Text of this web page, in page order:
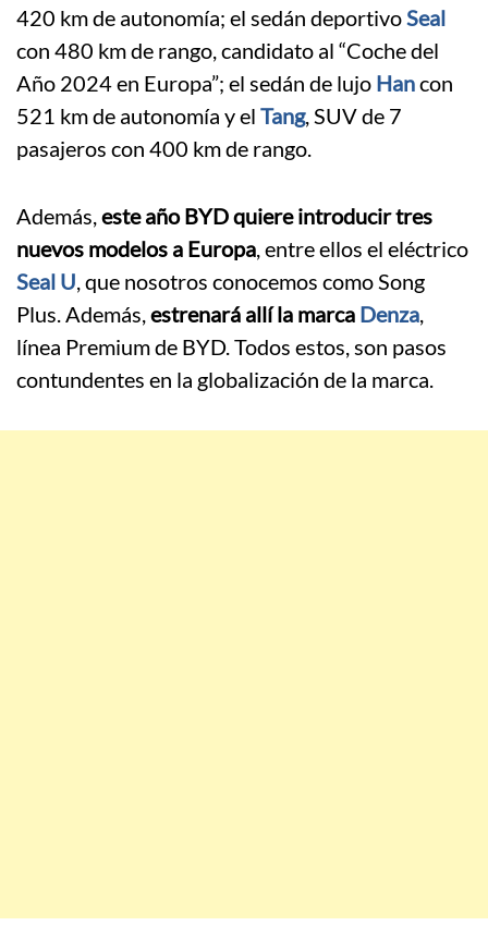
420 km de autonomía; el sedán deportivoSeal
con 480 km de rango, candidato al “Coche del
Año 2024 en Europa”; el sedán de lujo Hancon
521 km de autonomía y el Tang, SUV de 7
pasajeros con 400 km de rango.
Además,este año BYD quiere introducir tres
nuevos modelos a Europa, entre ellos el eléctrico
Seal U, que nosotros conocemos como Song
Plus. Además,estrenará allí la marca Denza,
línea Premium de BYD. Todos estos, son pasos
contundentes en la globalización de la marca.